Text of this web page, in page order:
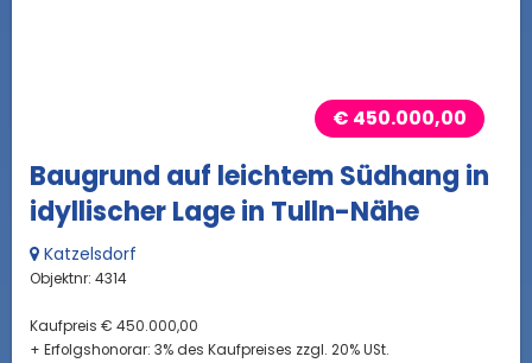
€ 450.000,00
Baugrund auf leichtem Südhang in
idyllischer Lage in Tulln-Nähe
Katzelsdorf
Objektnr: 4314
Kaufpreis € 450.000,00
+ Erfolgshonorar: 3% des Kaufpreises zzgl. 20% USt.